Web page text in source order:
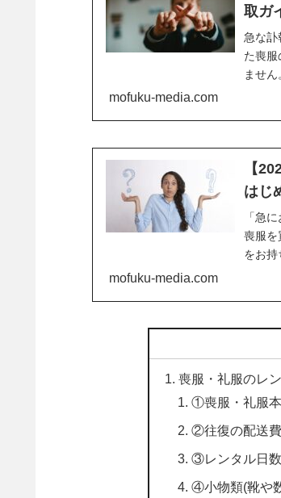
取ガ
急な訃
た喪服
ませ
mofuku-media.com
【
はじ
「急
喪服を
をお
mofuku-media.com
喪服・礼服のレ
①喪服・礼服
②往復の配送費
③レンタル日数
④小物類(靴や